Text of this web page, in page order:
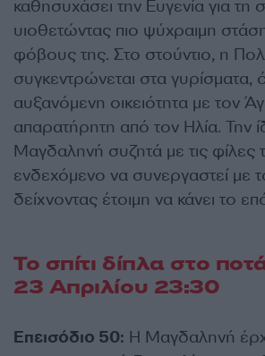
καθησυχάσει την Ευγενία για τη
υιοθετώντας πιο ψύχραιμη
φόβους της. Στο στούντιο, η
συγκεντρώνεται στα γυρίσματα,
αυξανόμενη οικειότητα με τον
απαρατήρητη από τον Ηλία. Την
Μαγδαληνή συζητά με τις φίλες
ενδεχόμενο να συνεργαστεί με
δείχνοντας έτοιμη να κάνει το
Το σπίτι δίπλα στο
23 Απριλίου 23:30
Επεισόδιο 50: Η Μαγδαληνή